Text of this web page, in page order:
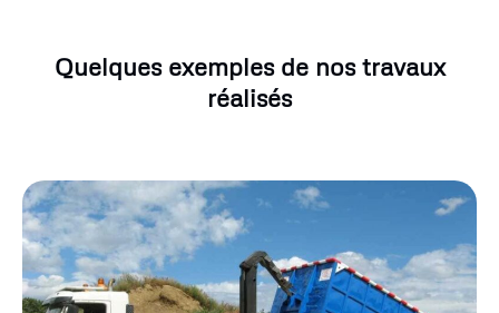
Quelques exemples de nos travaux
réalisés